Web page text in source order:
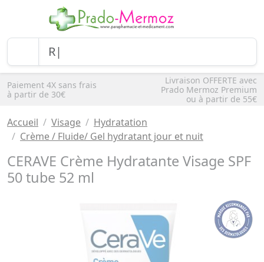
Paiement 4X sans frais
à partir de 30€
Livraison OFFERTE avec
Prado Mermoz Premium
ou à partir de 55€
Accueil Visage
Hydratation
Crème / Fluide/ Gel hydratant jour et nuit
CERAVE Crème Hydratante Visage SPF
50 tube 52 ml